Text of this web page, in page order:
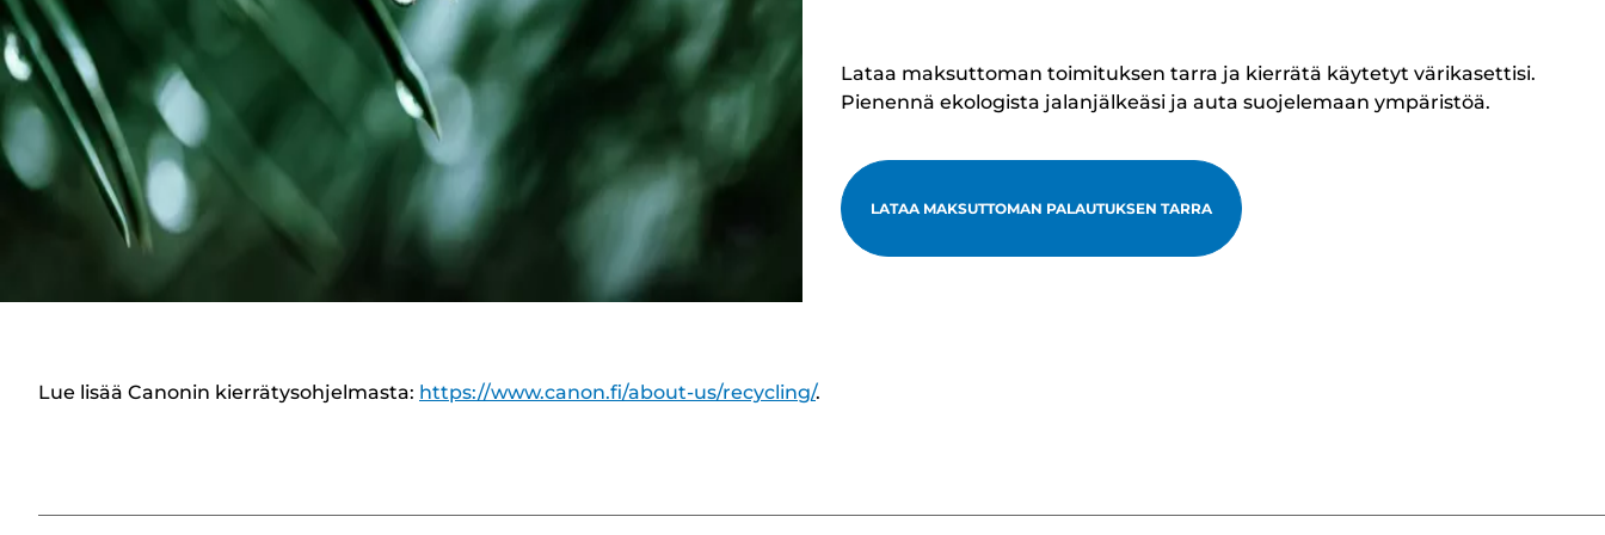
Lataa maksuttoman toimituksen tarra ja kierrätä käytetyt värikasettisi.
Pienennä ekologista jalanjälkeäsi ja auta suojelemaan ympäristöä.
LATAA MAKSUTTOMAN PALAUTUKSEN TARRA
Lue lisää Canonin kierrätysohjelmasta: https://www.canon.fi/about-us/recycling/.